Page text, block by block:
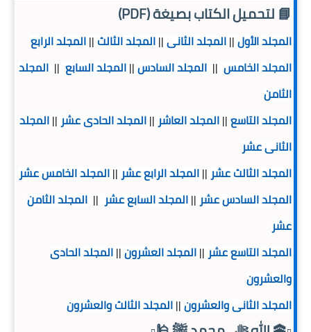
📘 لتحميل الكتاب بصيغة (PDF)
المجلد الأول || المجلد الثانى || المجلد الثالث || المجلد الرابع
المجلد الخامس || المجلد السادس || المجلد السابع || المجلد
الثامن
المجلد التاسع || المجلد العاشر || المجلد الحادى عشر || المجلد
الثانى عشر
المجلد الثالث عشر || المجلد الرابع عشر || المجلد الخامس عشر
المجلد السادس عشر || المجلد السابع عشر || المجلد الثامن
عشر
المجلد التاسع عشر || المجلد العشرون || المجلد الحادى
والعشرون
المجلد الثانى والعشرون || المجلد الثالث والعشرون